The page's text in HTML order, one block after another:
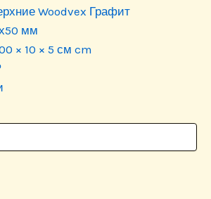
Woodvex Графит
мм
× 10 × 5 см cm